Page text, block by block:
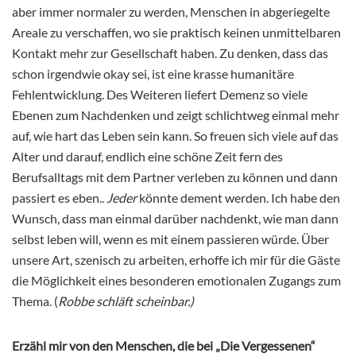
aber immer normaler zu werden, Menschen in abgeriegelte
Areale zu verschaffen, wo sie praktisch keinen unmittelbaren
Kontakt mehr zur Gesellschaft haben. Zu denken, dass das
schon irgendwie okay sei, ist eine krasse humanitäre
Fehlentwicklung. Des Weiteren liefert Demenz so viele
Ebenen zum Nachdenken und zeigt schlichtweg einmal mehr
auf, wie hart das Leben sein kann. So freuen sich viele auf das
Alter und darauf, endlich eine schöne Zeit fern des
Berufsalltags mit dem Partner verleben zu können und dann
passiert es eben.. Jederkönnte dement werden. Ich habe den
Wunsch, dass man einmal darüber nachdenkt, wie man dann
selbst leben will, wenn es mit einem passieren würde. Über
unsere Art, szenisch zu arbeiten, erhoffe ich mir für die Gäste
die Möglichkeit eines besonderen emotionalen Zugangs zum
Thema. (Robbe schläft scheinbar.)
Erzähl mir von den Menschen, die bei „Die Vergessenen“